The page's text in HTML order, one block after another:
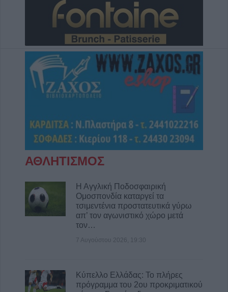
ΑΘΛΗΤΙΣΜΟΣ
Η Αγγλική Ποδοσφαιρική
Ομοσπονδία καταργεί τα
τσιμεντένια προστατευτικά γύρω
απ’ τον αγωνιστικό χώρο μετά
τον…
7 Αυγούστου 2026, 19:30
Κύπελλο Ελλάδας: Το πλήρες
πρόγραμμα του 2ου προκριματικού